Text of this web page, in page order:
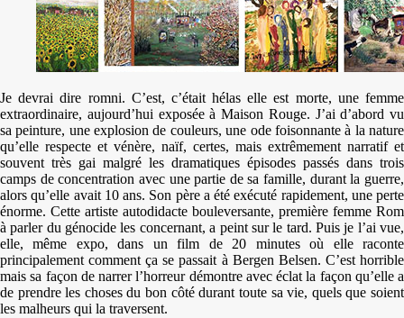
Je devrai dire romni. C’est, c’était hélas elle est morte, une femme
extraordinaire, aujourd’hui exposée à Maison Rouge. J’ai d’abord vu
sa peinture, une explosion de couleurs, une ode foisonnante à la nature
qu’elle respecte et vénère, naïf, certes, mais extrêmement narratif et
souvent très gai malgré les dramatiques épisodes passés dans trois
camps de concentration avec une partie de sa famille, durant la guerre,
alors qu’elle avait 10 ans. Son père a été exécuté rapidement, une perte
énorme. Cette artiste autodidacte bouleversante, première femme Rom
à parler du génocide les concernant, a peint sur le tard. Puis je l’ai vue,
elle, même expo, dans un film de 20 minutes où elle raconte
principalement comment ça se passait à Bergen Belsen. C’est horrible
mais sa façon de narrer l’horreur démontre avec éclat la façon qu’elle a
de prendre les choses du bon côté durant toute sa vie, quels que soient
les malheurs qui la traversent.